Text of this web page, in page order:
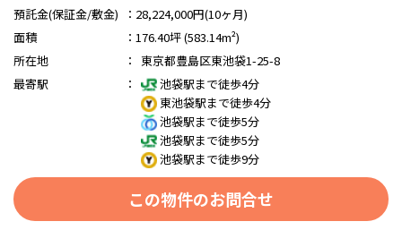
預託金(保証金/敷金)
： 28,224,000円(10ヶ月)
面積
： 176.40坪 (583.14m²)
所在地
：
東京都豊島区東池袋1-25-8
最寄駅
：
池袋駅まで徒歩4分
東池袋駅まで徒歩4分
池袋駅まで徒歩5分
池袋駅まで徒歩5分
池袋駅まで徒歩9分
この物件のお問合せ